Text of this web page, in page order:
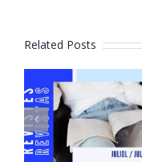
Related Posts
Revistes
juliol 2026